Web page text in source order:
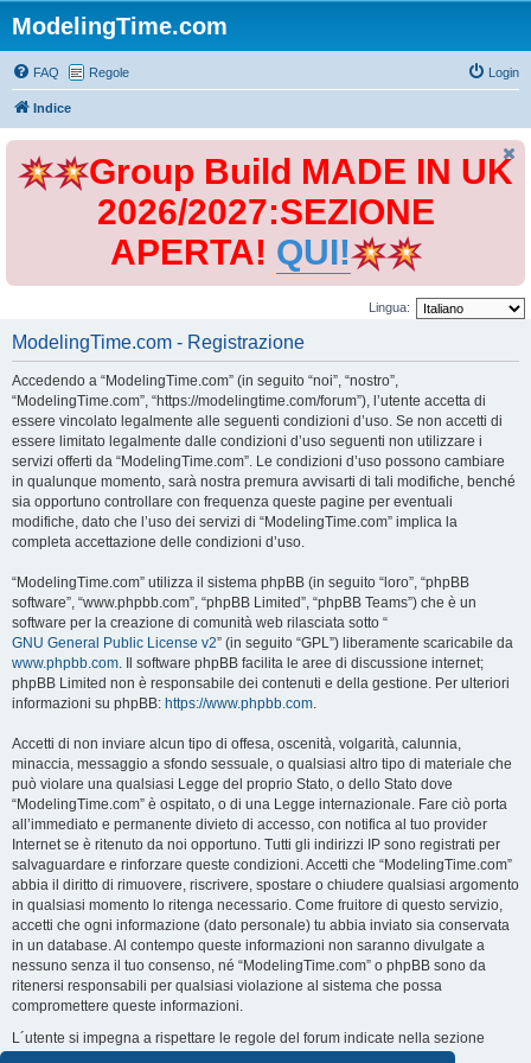
ModelingTime.com
FAQ Regole Login
Indice
Group Build MADE IN UK
2026/2027:SEZIONE
APERTA! QUI!
Lingua:
ModelingTime.com - Registrazione
Accedendo a “ModelingTime.com” (in seguito “noi”, “nostro”,
“ModelingTime.com”, “https://modelingtime.com/forum”), l’utente accetta di
essere vincolato legalmente alle seguenti condizioni d’uso. Se non accetti di
essere limitato legalmente dalle condizioni d’uso seguenti non utilizzare i
servizi offerti da “ModelingTime.com”. Le condizioni d’uso possono cambiare
in qualunque momento, sarà nostra premura avvisarti di tali modifiche, benché
sia opportuno controllare con frequenza queste pagine per eventuali
modifiche, dato che l’uso dei servizi di “ModelingTime.com” implica la
completa accettazione delle condizioni d’uso.
“ModelingTime.com” utilizza il sistema phpBB (in seguito “loro”, “phpBB
software”, “www.phpbb.com”, “phpBB Limited”, “phpBB Teams”) che è un
software per la creazione di comunità web rilasciata sotto “
GNU General Public License v2” (in seguito “GPL”) liberamente scaricabile da
www.phpbb.com. Il software phpBB facilita le aree di discussione internet;
phpBB Limited non è responsabile dei contenuti e della gestione. Per ulteriori
informazioni su phpBB: https://www.phpbb.com.
Accetti di non inviare alcun tipo di offesa, oscenità, volgarità, calunnia,
minaccia, messaggio a sfondo sessuale, o qualsiasi altro tipo di materiale che
può violare una qualsiasi Legge del proprio Stato, o dello Stato dove
“ModelingTime.com” è ospitato, o di una Legge internazionale. Fare ciò porta
all’immediato e permanente divieto di accesso, con notifica al tuo provider
Internet se è ritenuto da noi opportuno. Tutti gli indirizzi IP sono registrati per
salvaguardare e rinforzare queste condizioni. Accetti che “ModelingTime.com”
abbia il diritto di rimuovere, riscrivere, spostare o chiudere qualsiasi argomento
in qualsiasi momento lo ritenga necessario. Come fruitore di questo servizio,
accetti che ogni informazione (dato personale) tu abbia inviato sia conservata
in un database. Al contempo queste informazioni non saranno divulgate a
nessuno senza il tuo consenso, né “ModelingTime.com” o phpBB sono da
ritenersi responsabili per qualsiasi violazione al sistema che possa
compromettere queste informazioni.
L´utente si impegna a rispettare le regole del forum indicate nella sezione